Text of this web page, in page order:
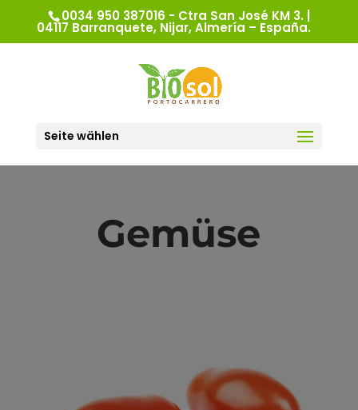
0034 950 387016 - Ctra San José KM 3. |
04117 Barranquete, Nijar, Almería – España.
Seite wählen
Gemüse